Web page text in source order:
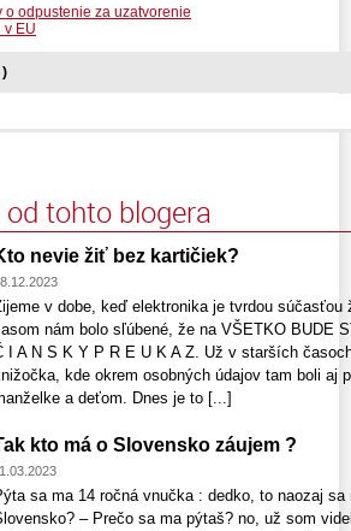
o odpustenie za uzatvorenie
v EU
tohto blogera
nevie žiť bez kartičiek?
v dobe, keď elektronika je tvrdou
nám bolo sľúbené, že na VŠETKO BUDE
I A N S K Y P R E U K A Z. Už v starších
kde okrem osobných údajov tam boli aj
a deťom. Dnes je to [...]
kto má o Slovensko záujem ?
sa ma 14 ročná vnučka : dedko, to naozaj
– Prečo sa ma pýtaš? no, už som